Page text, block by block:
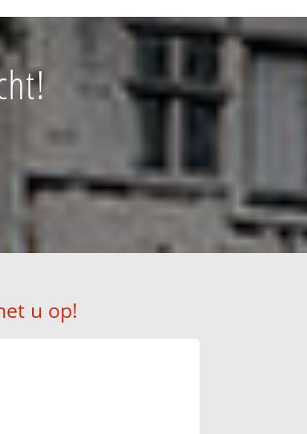
u op!